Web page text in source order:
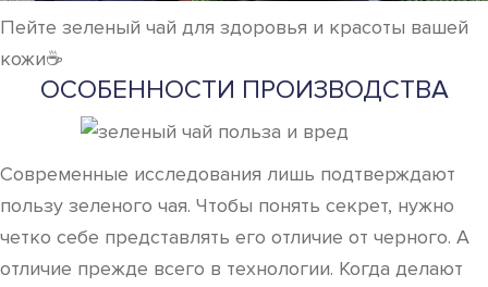
Пейте зеленый чай для здоровья и красоты вашей
кожи☕️
ОСОБЕННОСТИ ПРОИЗВОДСТВА
Современные исследования лишь подтверждают
пользу зеленого чая. Чтобы понять секрет, нужно
четко себе представлять его отличие от черного. А
отличие прежде всего в технологии. Когда делают